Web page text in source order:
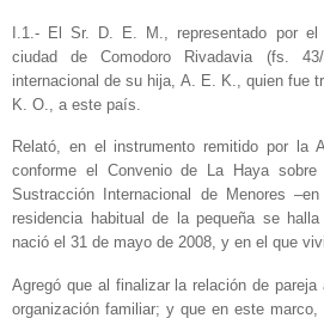
I.1.- El Sr. D. E. M., representado por el
ciudad de Comodoro Rivadavia (fs.
internacional de su hija, A. E. K., quien fue
K. O., a este país.
Relató, en el instrumento remitido por la
conforme el Convenio de La Haya
Sustracción Internacional de Menores
residencia habitual de la pequeña se
nació el 31 de mayo de 2008, y en el que
Agregó que al finalizar la relación de
organización familiar; y que en este